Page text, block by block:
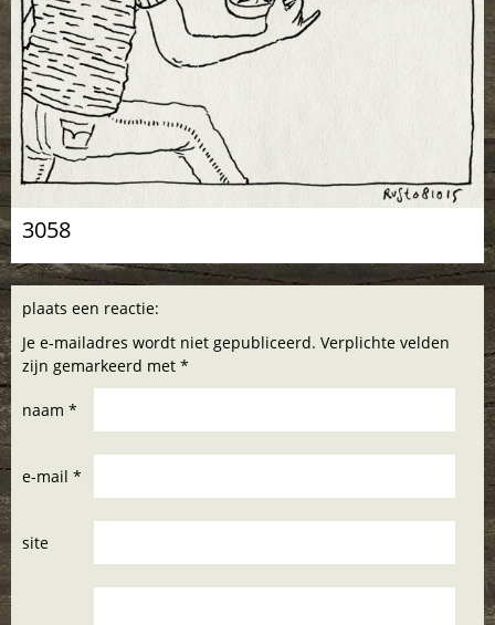
3058
plaats een reactie:
Je e-mailadres wordt niet gepubliceerd. Verplichte velden
zijn gemarkeerd met *
naam *
e-mail *
site